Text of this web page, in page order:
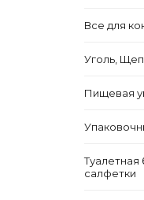
Все для
Уголь,
Пищевая
Туалетная
салфетки